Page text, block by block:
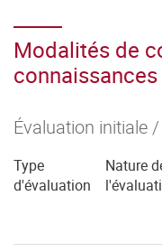
Modalités de
connaissances
Évaluation initiale
Type
d'évaluation
Nature